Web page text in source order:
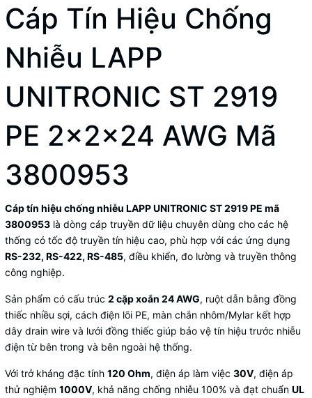
Cáp Tín Hiệu Chống
Nhiễu LAPP
UNITRONIC ST 2919
PE 2x2x24 AWG Mã
3800953
Cáp tín hiệu chống nhiễu LAPP UNITRONIC ST 2919 PE mã
3800953 là dòng cáp truyền dữ liệu chuyên dùng cho các hệ
thống có tốc độ truyền tín hiệu cao, phù hợp với các ứng dụng
RS-232, RS-422, RS-485, điều khiển, đo lường và truyền thông
công nghiệp.
Sản phẩm có cấu trúc 2 cặp xoắn 24 AWG, ruột dẫn bằng đồng
thiếc nhiều sợi, cách điện lõi PE, màn chắn nhôm/Mylar kết hợp
dây drain wire và lưới đồng thiếc giúp bảo vệ tín hiệu trước nhiễu
điện từ bên trong và bên ngoài hệ thống.
Với trở kháng đặc tính 120 Ohm, điện áp làm việc 30V, điện áp
thử nghiệm 1000V, khả năng chống nhiễu 100% và đạt chuẩn UL